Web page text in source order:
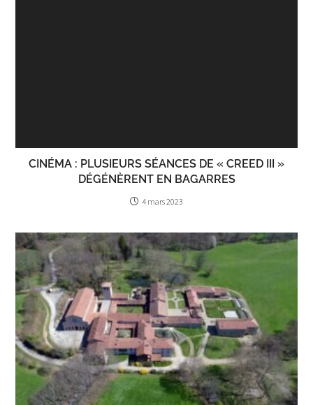
CINÉMA : PLUSIEURS SÉANCES DE « CREED III »
DÉGÉNÈRENT EN BAGARRES
4 mars 2023